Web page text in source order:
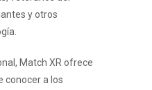
y otros
Match XR ofrece
conocer a los